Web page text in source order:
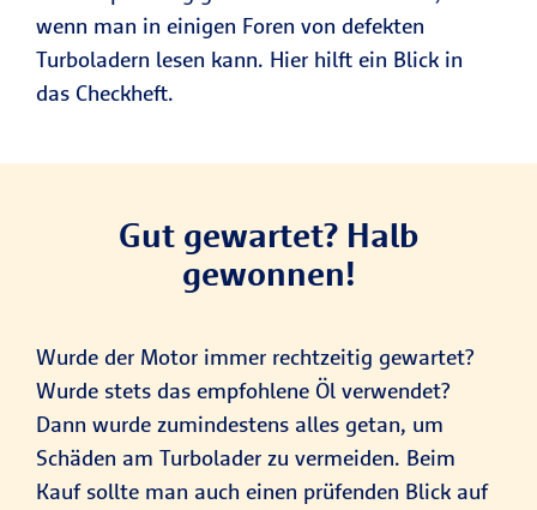
wenn man in einigen Foren von defekten
Turboladern lesen kann. Hier hilft ein Blick in
das Checkheft.
Gut gewartet? Halb
gewonnen!
Wurde der Motor immer rechtzeitig gewartet?
Wurde stets das empfohlene Öl verwendet?
Dann wurde zumindestens alles getan, um
Schäden am Turbolader zu vermeiden. Beim
Kauf sollte man auch einen prüfenden Blick auf